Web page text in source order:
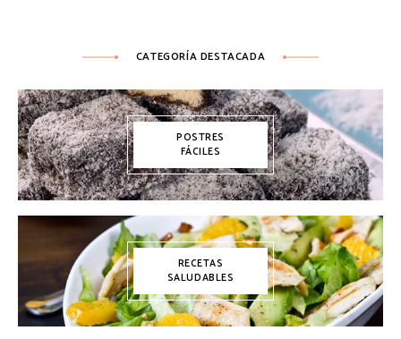
CATEGORÍA DESTACADA
POSTRES
FÁCILES
RECETAS
SALUDABLES